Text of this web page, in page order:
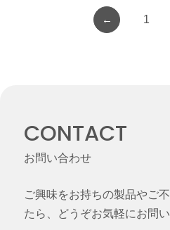
← 1
CONTACT
お問い合わせ
ご興味をお持ちの製品やご
たら、どうぞお気軽にお問